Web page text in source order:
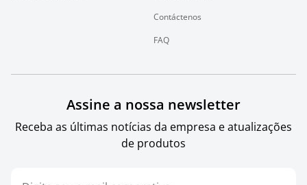
Contáctenos
FAQ
Assine a nossa newsletter
Receba as últimas notícias da empresa e atualizações
de produtos